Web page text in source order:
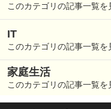
このカテゴリの記事一覧を
IT
このカテゴリの記事一覧を
家庭生活
このカテゴリの記事一覧を